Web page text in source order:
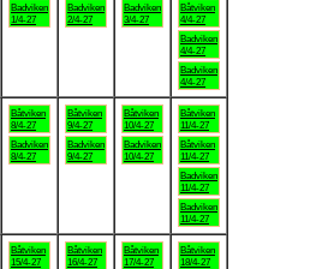
Badviken
1/4-27
Badviken
2/4-27
Badviken
3/4-27
Båtviken
4/4-27
Badviken
4/4-27
Badviken
4/4-27
Båtviken
8/4-27
Badviken
8/4-27
Båtviken
9/4-27
Badviken
9/4-27
Båtviken
10/4-27
Badviken
10/4-27
Båtviken
11/4-27
Båtviken
11/4-27
Badviken
11/4-27
Badviken
11/4-27
Båtviken
15/4-27
Båtviken
16/4-27
Båtviken
17/4-27
Båtviken
18/4-27